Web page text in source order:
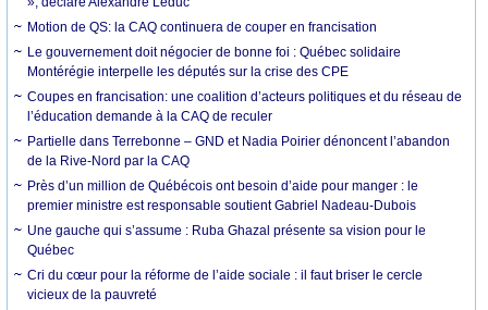
Motion de QS: la CAQ continuera de couper en francisation
Le gouvernement doit négocier de bonne foi : Québec solidaire
Montérégie interpelle les députés sur la crise des CPE
Coupes en francisation: une coalition d’acteurs politiques et du réseau de
l’éducation demande à la CAQ de reculer
Partielle dans Terrebonne – GND et Nadia Poirier dénoncent l’abandon
de la Rive-Nord par la CAQ
Près d’un million de Québécois ont besoin d’aide pour manger : le
premier ministre est responsable soutient Gabriel Nadeau-Dubois
Une gauche qui s’assume : Ruba Ghazal présente sa vision pour le
Québec
Cri du cœur pour la réforme de l’aide sociale : il faut briser le cercle
vicieux de la pauvreté